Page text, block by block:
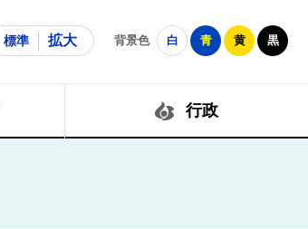
標準 拡大 背景色 白 青 黄 黒
行政